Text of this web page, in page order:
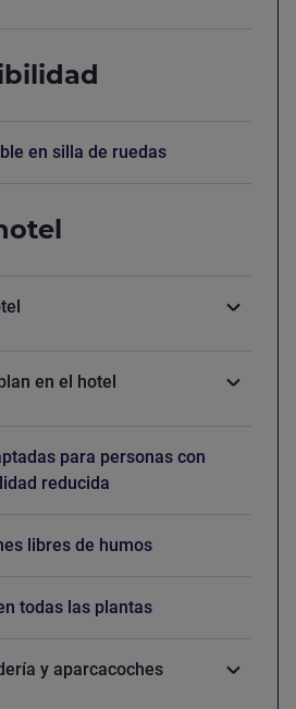
en silla de ruedas
en el hotel
para personas con
reducida
libres de humos
todas las plantas
y aparcacoches